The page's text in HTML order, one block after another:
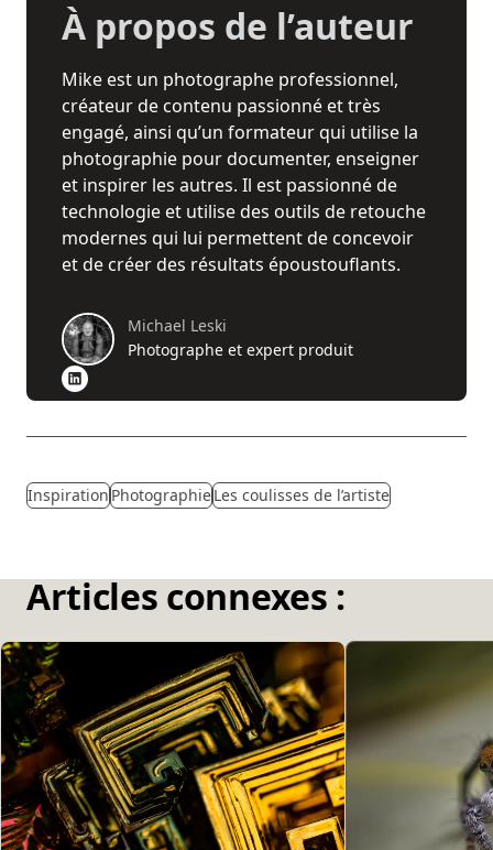
À propos de l’auteur
Mike est un photographe professionnel,
créateur de contenu passionné et très
engagé, ainsi qu’un formateur qui utilise la
photographie pour documenter, enseigner
et inspirer les autres. Il est passionné de
technologie et utilise des outils de retouche
modernes qui lui permettent de concevoir
et de créer des résultats époustouflants.
Michael Leski
Photographe et expert produit
InspirationPhotographieLes coulisses de l’artiste
Articles connexes :